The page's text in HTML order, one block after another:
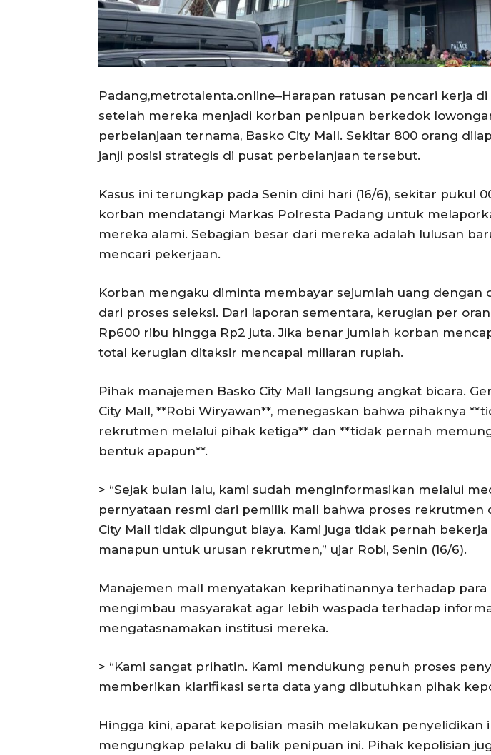
Padang,metrotalenta.online–Harapan ratusan pencari kerja
setelah mereka menjadi korban penipuan berkedok
perbelanjaan ternama, Basko City Mall. Sekitar 800 orang
janji posisi strategis di pusat perbelanjaan tersebut.
Kasus ini terungkap pada Senin dini hari (16/6), sekitar pukul
korban mendatangi Markas Polresta Padang untuk
mereka alami. Sebagian besar dari mereka adalah lulusan
mencari pekerjaan.
Korban mengaku diminta membayar sejumlah uang dengan
dari proses seleksi. Dari laporan sementara, kerugian per
Rp600 ribu hingga Rp2 juta. Jika benar jumlah korban
total kerugian ditaksir mencapai miliaran rupiah.
Pihak manajemen Basko City Mall langsung angkat bicara.
City Mall, **Robi Wiryawan**, menegaskan bahwa pihaknya
rekrutmen melalui pihak ketiga** dan **tidak pernah
bentuk apapun**.
> “Sejak bulan lalu, kami sudah menginformasikan melalui
pernyataan resmi dari pemilik mall bahwa proses rekrutmen
City Mall tidak dipungut biaya. Kami juga tidak pernah
manapun untuk urusan rekrutmen,” ujar Robi, Senin (16/6).
Manajemen mall menyatakan keprihatinannya terhadap
mengimbau masyarakat agar lebih waspada terhadap
mengatasnamakan institusi mereka.
> “Kami sangat prihatin. Kami mendukung penuh proses
memberikan klarifikasi serta data yang dibutuhkan pihak
Hingga kini, aparat kepolisian masih melakukan penyelidikan
mengungkap pelaku di balik penipuan ini. Pihak kepolisian